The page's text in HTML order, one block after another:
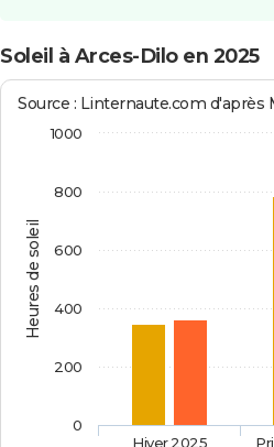
Soleil à Arces-Dilo en 2025
Heures de soleil
Source : Linternaute.com d'après
Hiver 2025
0
200
400
600
800
1000